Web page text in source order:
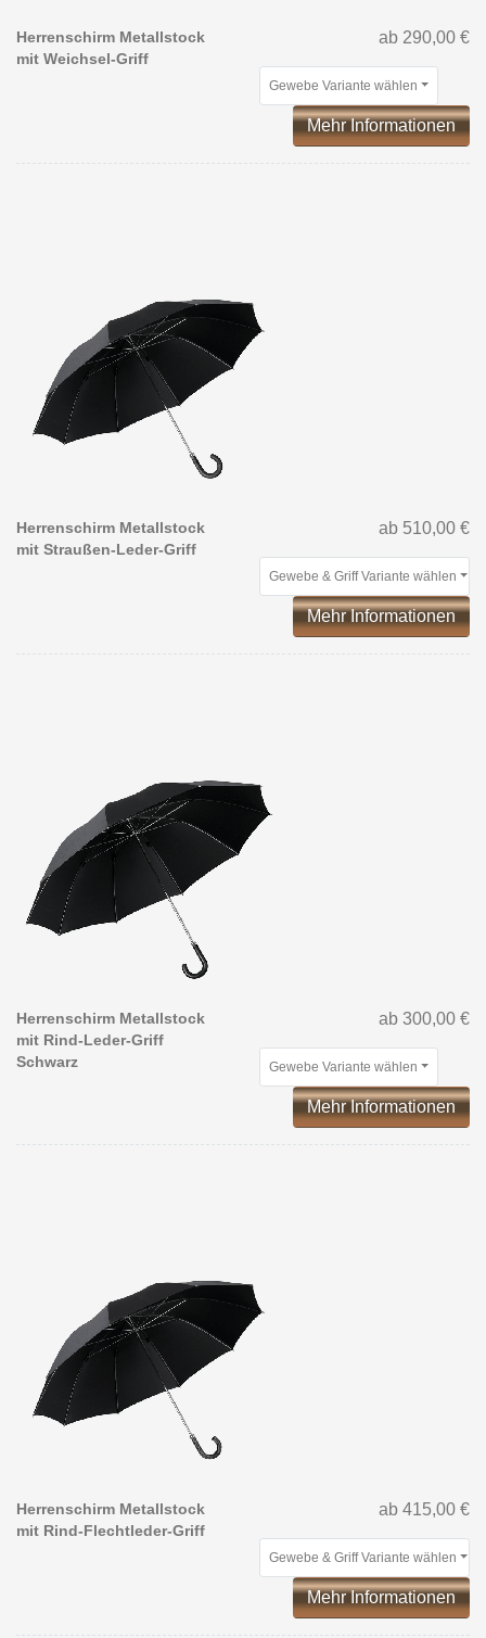
Herrenschirm Metallstock
mit Weichsel-Griff
ab 290,00 €
Gewebe Variante wählen
Mehr Informationen
Herrenschirm Metallstock
mit Straußen-Leder-Griff
ab 510,00 €
Gewebe & Griff Variante wählen
Mehr Informationen
Herrenschirm Metallstock
mit Rind-Leder-Griff
Schwarz
ab 300,00 €
Gewebe Variante wählen
Mehr Informationen
Herrenschirm Metallstock
mit Rind-Flechtleder-Griff
ab 415,00 €
Gewebe & Griff Variante wählen
Mehr Informationen